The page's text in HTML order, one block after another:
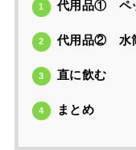
1 代用品① ペ
2 代用品② 水
3 直に飲む
4 まとめ